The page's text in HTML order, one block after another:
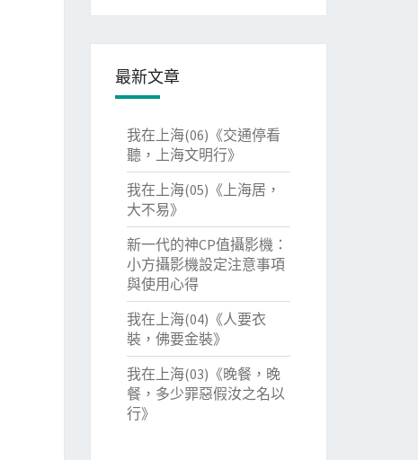
最新文章
我在上海(06)《交通停看
聽，上海文明行》
我在上海(05)《上海居，
大不易》
新一代的神CP值攝影機：
小方攝影機設定注意事項
與使用心得
我在上海(04)《人要衣
裝，佛要金裝》
我在上海(03)《晚餐，晚
餐，多少罪惡假汝之名以
行》